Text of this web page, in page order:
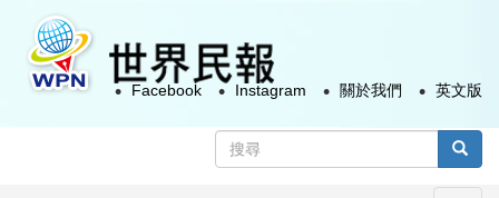
容
搜
尋
Facebook Instagram 關於我們 英文版